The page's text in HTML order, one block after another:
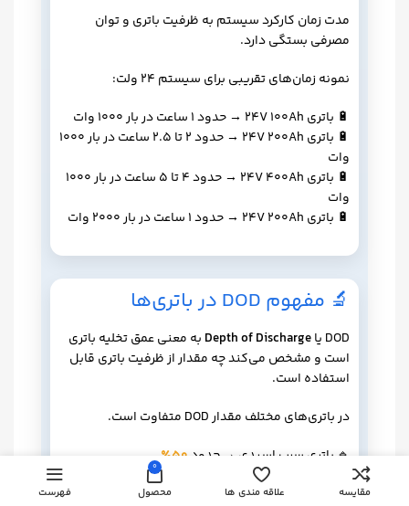
مدت زمان کارکرد سیستم به ظرفیت باتری و توان
مصرفی بستگی دارد.
نمونه زمان‌های تقریبی برای سیستم 24 ولت:
🔋 باتری 24V 100Ah → حدود 1 ساعت در بار 1000 وات
🔋 باتری 24V 200Ah → حدود 2 تا 2.5 ساعت در بار 1000
وات
🔋 باتری 24V 400Ah → حدود 4 تا 5 ساعت در بار 1000
وات
🔋 باتری 24V 200Ah → حدود 1 ساعت در بار 2000 وات
🔬 مفهوم DOD در باتری‌ها
DOD یا Depth of Discharge به معنی عمق تخلیه باتری
است و مشخص می‌کند چه مقدار از ظرفیت باتری قابل
استفاده است.
در باتری‌های مختلف مقدار DOD متفاوت است.
🔹 باتری سرب اسیدی → حدود 50٪
🔹 باتری لیتیومی LiFePO4 → حدود
90٪
مقایسه علاقه مندی ها
0
محصول فهرست